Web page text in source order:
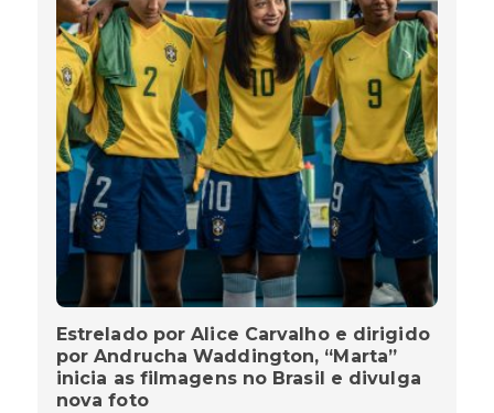
Estrelado por Alice Carvalho e dirigido
por Andrucha Waddington, “Marta”
inicia as filmagens no Brasil e divulga
nova foto